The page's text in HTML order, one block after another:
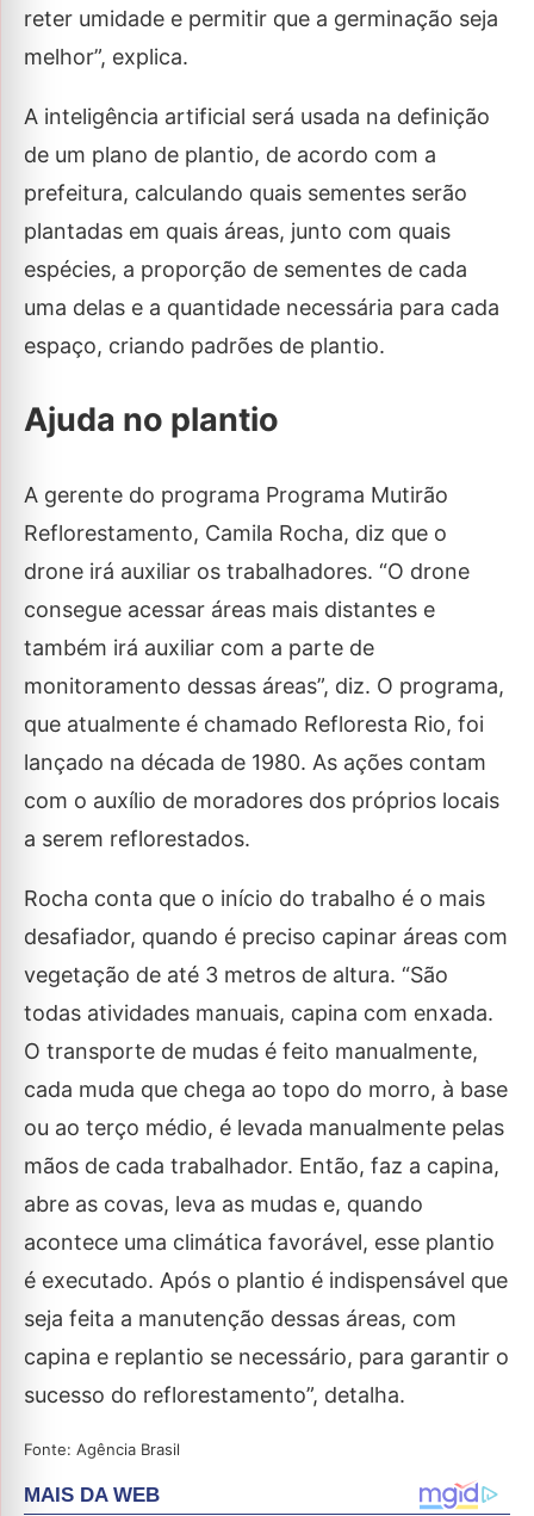
reter umidade e permitir que a germinação seja
melhor”, explica.
A inteligência artificial será usada na definição
de um plano de plantio, de acordo com a
prefeitura, calculando quais sementes serão
plantadas em quais áreas, junto com quais
espécies, a proporção de sementes de cada
uma delas e a quantidade necessária para cada
espaço, criando padrões de plantio.
Ajuda no plantio
A gerente do programa Programa Mutirão
Reflorestamento, Camila Rocha, diz que o
drone irá auxiliar os trabalhadores. “O drone
consegue acessar áreas mais distantes e
também irá auxiliar com a parte de
monitoramento dessas áreas”, diz. O programa,
que atualmente é chamado Refloresta Rio, foi
lançado na década de 1980. As ações contam
com o auxílio de moradores dos próprios locais
a serem reflorestados.
Rocha conta que o início do trabalho é o mais
desafiador, quando é preciso capinar áreas com
vegetação de até 3 metros de altura. “São
todas atividades manuais, capina com enxada.
O transporte de mudas é feito manualmente,
cada muda que chega ao topo do morro, à base
ou ao terço médio, é levada manualmente pelas
mãos de cada trabalhador. Então, faz a capina,
abre as covas, leva as mudas e, quando
acontece uma climática favorável, esse plantio
é executado. Após o plantio é indispensável que
seja feita a manutenção dessas áreas, com
capina e replantio se necessário, para garantir o
sucesso do reflorestamento”, detalha.
Fonte: Agência Brasil